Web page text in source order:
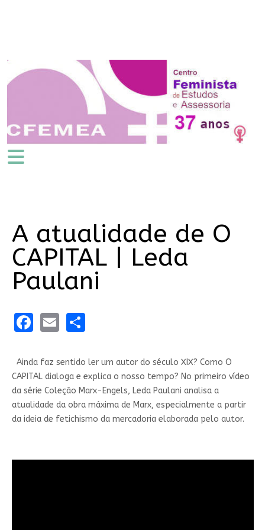
A atualidade de O
CAPITAL | Leda
Paulani
Facebook
EmailShare
Ainda faz sentido ler um autor do século XIX? Como O
CAPITAL dialoga e explica o nosso tempo? No primeiro vídeo
da série Coleção Marx-Engels, Leda Paulani analisa a
atualidade da obra máxima de Marx, especialmente a partir
da ideia de fetichismo da mercadoria elaborada pelo autor.